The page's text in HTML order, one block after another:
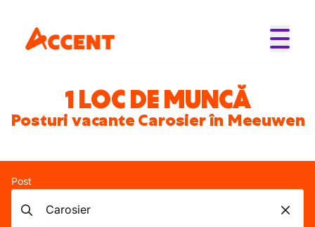
1 LOC DE MUNCĂ
Posturi vacante Carosier în Meeuwen
Post